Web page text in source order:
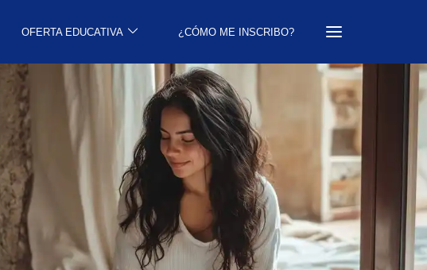
OFERTA EDUCATIVA ¿CÓMO ME INSCRIBO?